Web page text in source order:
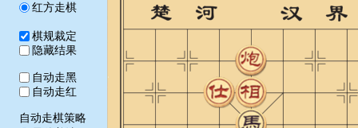
红方走棋
棋规裁定
隐藏结果
自动走黑
自动走红
自动走棋策略